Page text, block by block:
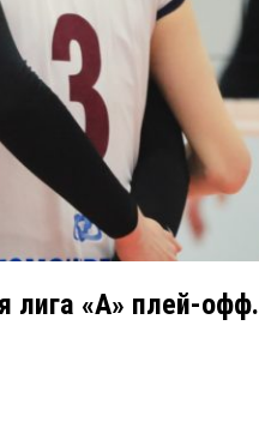
лига «А» плей-офф.